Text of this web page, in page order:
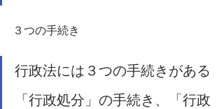
３つの手続き
行政法には３つの手続きがある
「行政処分」の手続き、「行政